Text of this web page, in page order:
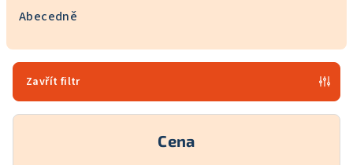
r
o
Abecedně
Zavřít filtr
Cena